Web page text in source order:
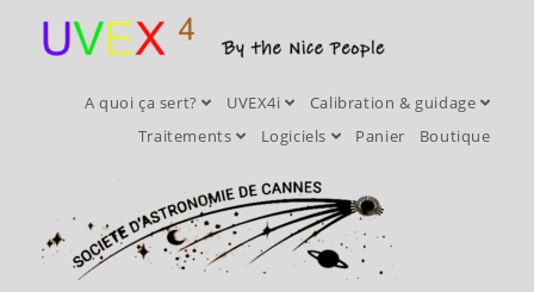
A quoi ça sert? UVEX4i
Calibration & guidage
Traitements
Logiciels Panier Boutique